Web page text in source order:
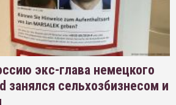
экс-глава немецкого
занялся сельхозбизнесом и